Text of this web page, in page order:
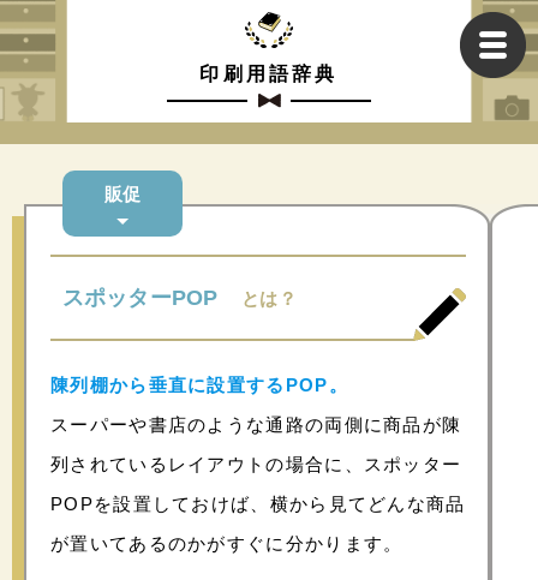
印刷用語辞典
販促
スポッターPOP とは？
陳列棚から垂直に設置するPOP。
スーパーや書店のような通路の両側に商品が陳
列されているレイアウトの場合に、スポッター
POPを設置しておけば、横から見てどんな商品
が置いてあるのかがすぐに分かります。